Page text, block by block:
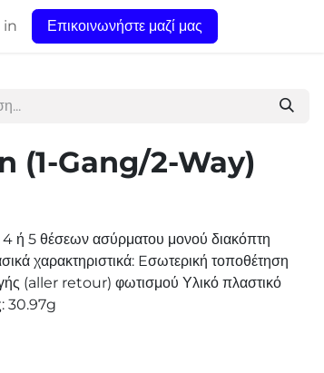
in Επικοινωνήστε μαζί μας
(1-Gang/2-Way)
ή 5 θέσεων ασύρματου μονού διακόπτη
χαρακτηριστικά: Eσωτερική τοποθέτηση
(aller retour) φωτισμού Υλικό πλαστικό
30.97g